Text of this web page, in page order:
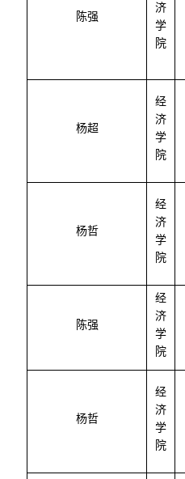
陈强
济
学
院
杨超
经
济
学
院
杨哲
经
济
学
院
陈强
经
济
学
院
杨哲
经
济
学
院